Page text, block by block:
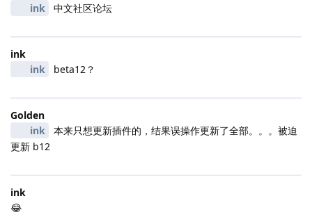
ink
中文社区论坛
ink
ink
beta12？
Golden
ink
本来只想更新插件的，结果误操作更新了全部。。。被迫
更新 b12
ink
😂